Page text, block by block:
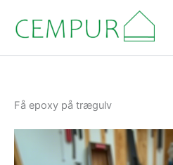
indholdet
Få epoxy på trægulv